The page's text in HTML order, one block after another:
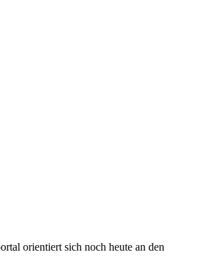
orientiert sich noch heute an den